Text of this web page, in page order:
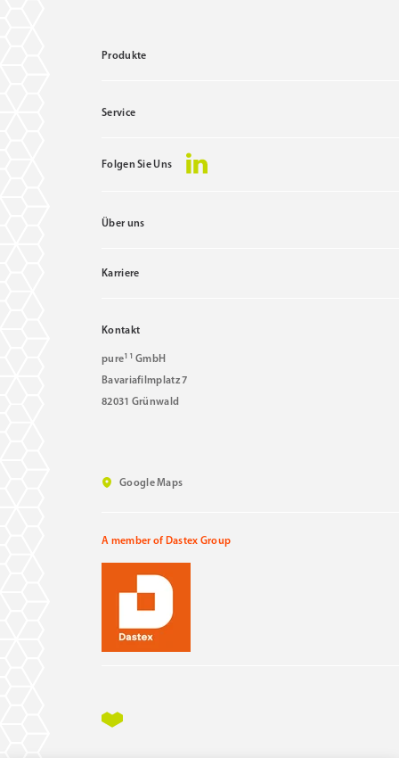
Produkte
Service
Folgen Sie Uns
Über uns
Karriere
Kontakt
pure11 GmbH
Bavariafilmplatz 7
82031 Grünwald
Google Maps
A member of Dastex Group